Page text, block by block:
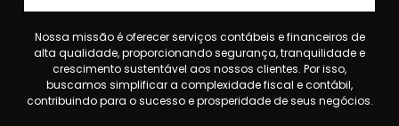
Nossa missão é oferecer serviços contábeis e financeiros de
alta qualidade, proporcionando segurança, tranquilidade e
crescimento sustentável aos nossos clientes. Por isso,
buscamos simplificar a complexidade fiscal e contábil,
contribuindo para o sucesso e prosperidade de seus negócios.